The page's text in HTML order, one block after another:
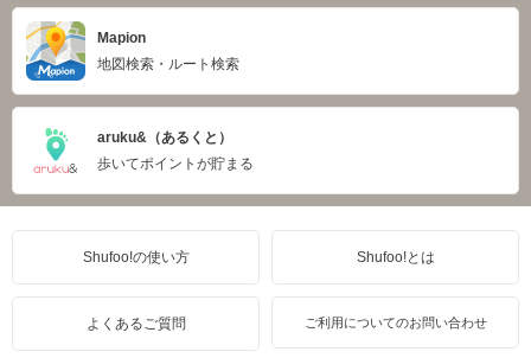
Mapion
地図検索・ルート検索
aruku&（あるくと）
歩いてポイントが貯まる
Shufoo!の使い方 Shufoo!とは
よくあるご質問 ご利用についてのお問い合わせ